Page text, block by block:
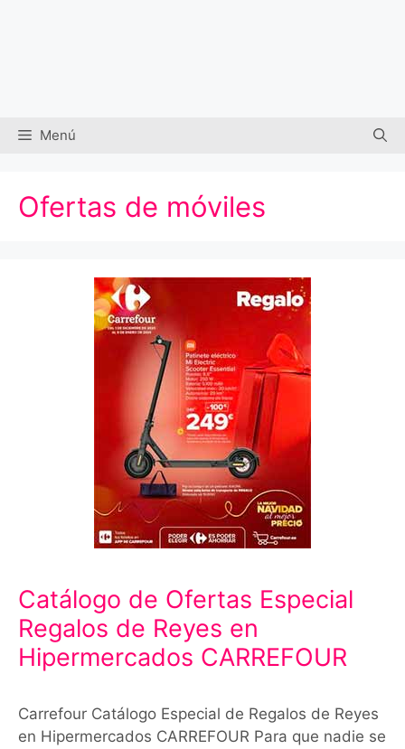
Menú
Ofertas de móviles
Catálogo de Ofertas Especial
Regalos de Reyes en
Hipermercados CARREFOUR
Carrefour Catálogo Especial de Regalos de Reyes
en Hipermercados CARREFOUR Para que nadie se